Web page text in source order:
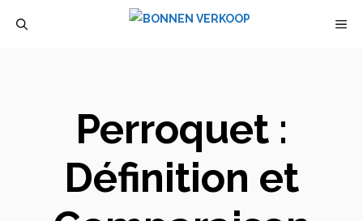
Perroquet :
Définition et